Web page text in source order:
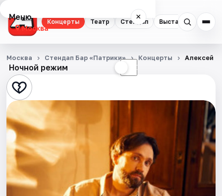
Концерты Театр Стендап Выставки
Меню ×
Москва
Концерты
Театр
Стендап
Выставки
Квесты
Экскурсии
Спорт
Ночной режим ☾
Москва Стендап Бар «Патрики» Концерты Алексей